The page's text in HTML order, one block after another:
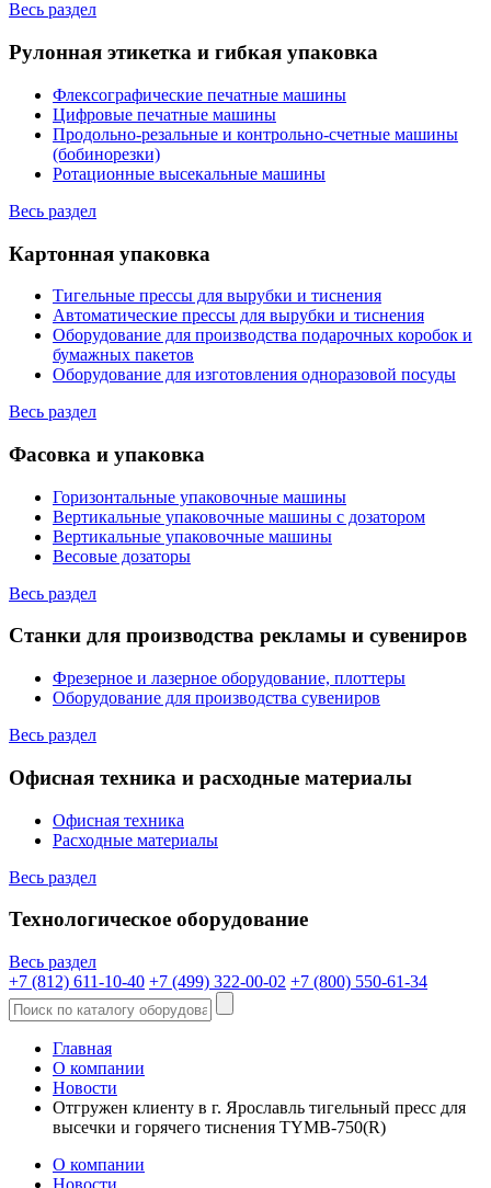
Весь раздел
Рулонная этикетка и гибкая упаковка
Флексографические печатные машины
Цифровые печатные машины
Продольно-резальные и контрольно-счетные машины
(бобинорезки)
Ротационные высекальные машины
Весь раздел
Картонная упаковка
Тигельные прессы для вырубки и тиснения
Автоматические прессы для вырубки и тиснения
Оборудование для производства подарочных коробок и
бумажных пакетов
Оборудование для изготовления одноразовой посуды
Весь раздел
Фасовка и упаковка
Горизонтальные упаковочные машины
Вертикальные упаковочные машины с дозатором
Вертикальные упаковочные машины
Весовые дозаторы
Весь раздел
Станки для производства рекламы и сувениров
Фрезерное и лазерное оборудование, плоттеры
Оборудование для производства сувениров
Весь раздел
Офисная техника и расходные материалы
Офисная техника
Расходные материалы
Весь раздел
Технологическое оборудование
Весь раздел
+7 (812) 611-10-40 +7 (499) 322-00-02 +7 (800) 550-61-34
Главная
О компании
Новости
Отгружен клиенту в г. Ярославль тигельный пресс для
высечки и горячего тиснения TYMB-750(R)
О компании
Новости